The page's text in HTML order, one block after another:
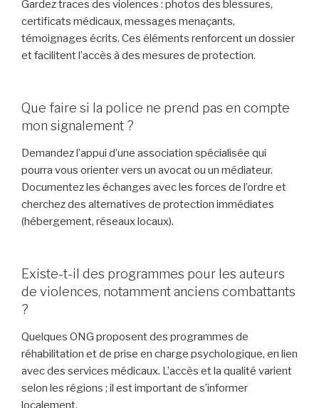
Gardez traces des violences : photos des blessures,
certificats médicaux, messages menaçants,
témoignages écrits. Ces éléments renforcent un dossier
et facilitent l’accès à des mesures de protection.
Que faire si la police ne prend pas en compte
mon signalement ?
Demandez l’appui d’une association spécialisée qui
pourra vous orienter vers un avocat ou un médiateur.
Documentez les échanges avec les forces de l’ordre et
cherchez des alternatives de protection immédiates
(hébergement, réseaux locaux).
Existe-t-il des programmes pour les auteurs
de violences, notamment anciens combattants
?
Quelques ONG proposent des programmes de
réhabilitation et de prise en charge psychologique, en lien
avec des services médicaux. L’accès et la qualité varient
selon les régions ; il est important de s’informer
localement.